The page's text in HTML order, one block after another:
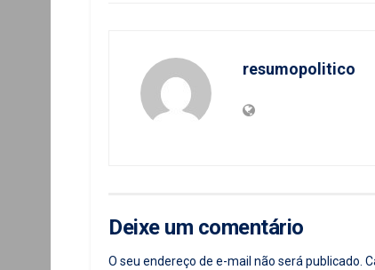
resumopolitico
Deixe um comentário
O seu endereço de e-mail não será publicado.